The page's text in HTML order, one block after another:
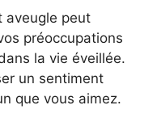
aveugle peut
préoccupations
la vie éveillée.
un sentiment
que vous aimez.